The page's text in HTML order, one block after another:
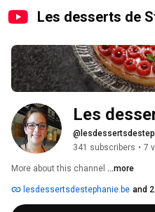
Les desserts de
Les
341 subscribers • 7
More about this channel ...more
lesdessertsdestephanie.be and